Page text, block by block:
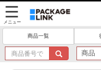
メニュー
商品一覧
商
品